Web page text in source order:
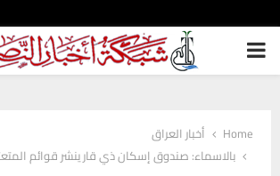
PRIMARY
Home
أخبار العراق
بالاسماء: صندوق إسكان ذي قار ينشر قوائم